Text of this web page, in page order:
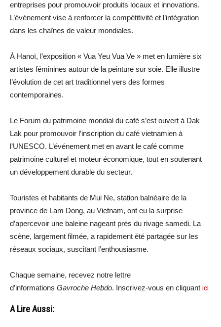
entreprises pour promouvoir produits locaux et innovations.
L’événement vise à renforcer la compétitivité et l’intégration
dans les chaînes de valeur mondiales.
À Hanoï, l’exposition « Vua Yeu Vua Ve » met en lumière six
artistes féminines autour de la peinture sur soie. Elle illustre
l’évolution de cet art traditionnel vers des formes
contemporaines.
Le Forum du patrimoine mondial du café s’est ouvert à Dak
Lak pour promouvoir l’inscription du café vietnamien à
l’UNESCO. L’événement met en avant le café comme
patrimoine culturel et moteur économique, tout en soutenant
un développement durable du secteur.
Touristes et habitants de Mui Ne, station balnéaire de la
province de Lam Dong, au Vietnam, ont eu la surprise
d’apercevoir une baleine nageant près du rivage samedi. La
scène, largement filmée, a rapidement été partagée sur les
réseaux sociaux, suscitant l’enthousiasme.
Chaque semaine, recevez notre lettre
d’informations Gavroche Hebdo. Inscrivez-vous en cliquant ici
A Lire Aussi: